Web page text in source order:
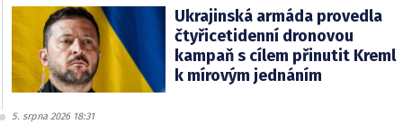
Ukrajinská armáda provedla
čtyřicetidenní dronovou
kampaň s cílem přinutit Kreml
k mírovým jednáním
5. srpna 2026 18:31